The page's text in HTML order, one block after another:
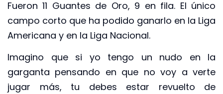
Fueron 11 Guantes de Oro, 9 en fila. El único
campo corto que ha podido ganarlo en la Liga
Americana y en la Liga Nacional.
Imagino que si yo tengo un nudo en la
garganta pensando en que no voy a verte
jugar más, tu debes estar revuelto de